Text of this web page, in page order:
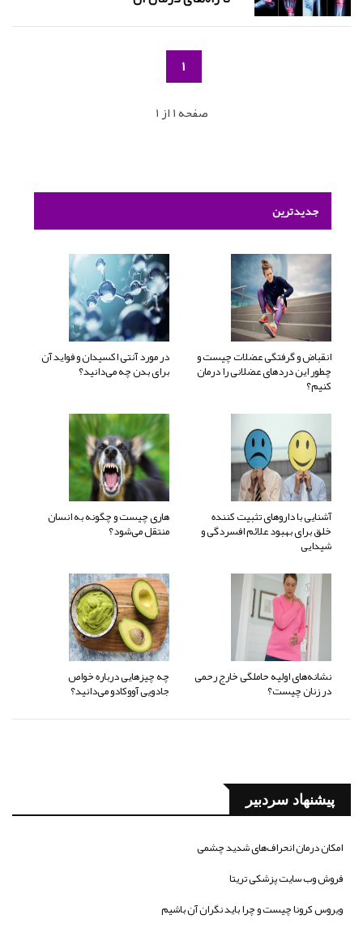
1
صفحه 1 از 1
جدیدترین
انقباض و گرفتگی عضلات چیست و
چطور این دردهای عضلانی را درمان
کنیم؟
در مورد آنتی اکسیدان و فواید آن
برای بدن چه می‌دانید؟
آشنایی با داروهای تثبیت کننده
خلق برای بهبود علائم افسردگی و
شیدایی
هاری چیست و چگونه به انسان
منتقل می‌شود؟
نشانه‌های اولیه حاملگی خارج رحمی
در زنان چیست؟
چه چیزهایی درباره خواص
جادویی آووکادو می‌دانید؟
پیشنهاد سردبیر
امکان درمان انحراف‌های شدید چشمی
فروش وب سایت پزشکی تریتا
ویروس کرونا چیست و چرا باید نگران آن باشیم